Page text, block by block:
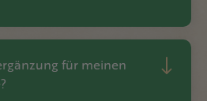
für meinen